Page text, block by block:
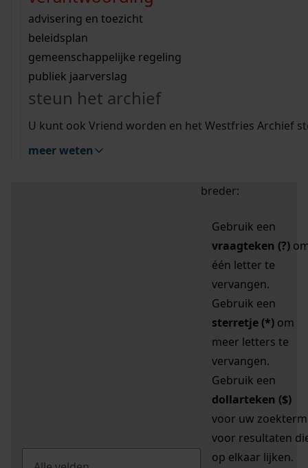
bouwvergunningen
omgevingsvergunningen
vergunningen
beeld en geluid
uitleg nodig?
Wij helpen u op weg met een aantal zoektips.
bekijk alle zoektips
Wij helpen u op weg met een aantal zoektips.
bekijk alle zoektips
bekijk ons geschiedenislokaal
advisering en toezicht
beleidsplan
gemeenschappelijke regeling
publiek jaarverslag
steun het archief
U kunt ook Vriend worden en het Westfries Archief
meer weten
zoektips
Mijn Studiezaal (inloggen)
uw zoekopdracht te
breder:
Gebruik een
vraagteken (?)
één letter te
vervangen.
Gebruik een
sterretje (*) om
meer letters te
vervangen.
Gebruik een
dollarteken ($)
voor uw zoekterm
voor resultaten
op elkaar lijken.